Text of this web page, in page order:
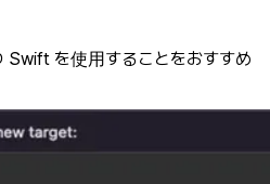
Swift を使用することをおすすめ